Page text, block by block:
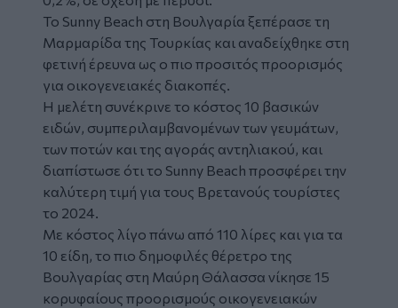
Το Sunny Beach στη Βουλγαρία ξεπέρασε τη
Μαρμαρίδα της Τουρκίας και αναδείχθηκε στη
φετινή έρευνα ως ο πιο προσιτός προορισμός
για οικογενειακές διακοπές.
Η μελέτη συνέκρινε το κόστος 10 βασικών
ειδών, συμπεριλαμβανομένων των γευμάτων,
των ποτών και της αγοράς αντηλιακού, και
διαπίστωσε ότι το Sunny Beach προσφέρει την
καλύτερη τιμή για τους Βρετανούς τουρίστες
το 2024.
Με κόστος λίγο πάνω από 110 λίρες και για τα
10 είδη, το πιο δημοφιλές θέρετρο της
Βουλγαρίας στη Μαύρη Θάλασσα νίκησε 15
κορυφαίους προορισμούς οικογενειακών